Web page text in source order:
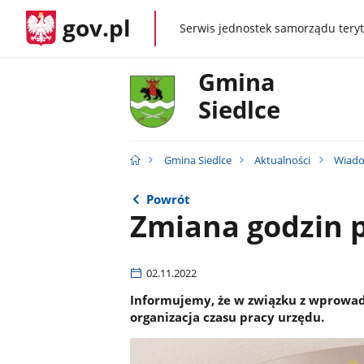
gov.pl gov.plSerwis jednostek samorządu
Gmina
Siedlce
Gmina Siedlce Aktualności
Powrót
Zmiana godzin
02.11.2022
Informujemy, że w związku z
organizacja czasu pracy urzędu.